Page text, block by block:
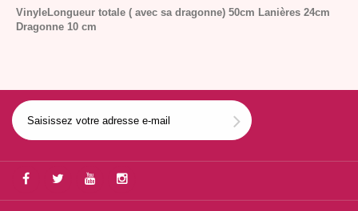
VinyleLongueur totale ( avec sa dragonne) 50cm Lanières 24cm
Dragonne 10 cm